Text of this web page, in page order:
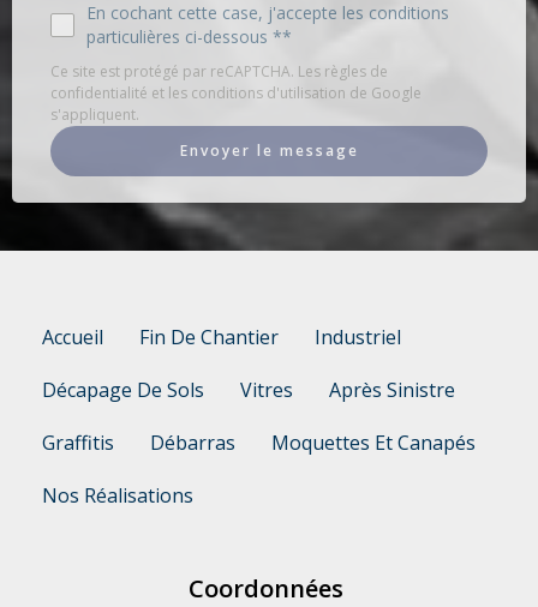
En cochant cette case, j'accepte les conditions
particulières ci-dessous **
Ce site est protégé par reCAPTCHA. Les règles de
confidentialité et les conditions d'utilisation de Google
s'appliquent.
Envoyer le message
Accueil Fin De Chantier
Industriel
Décapage De Sols
Vitres
Après Sinistre
Graffitis
Débarras
Moquettes Et Canapés
Nos Réalisations
Coordonnées